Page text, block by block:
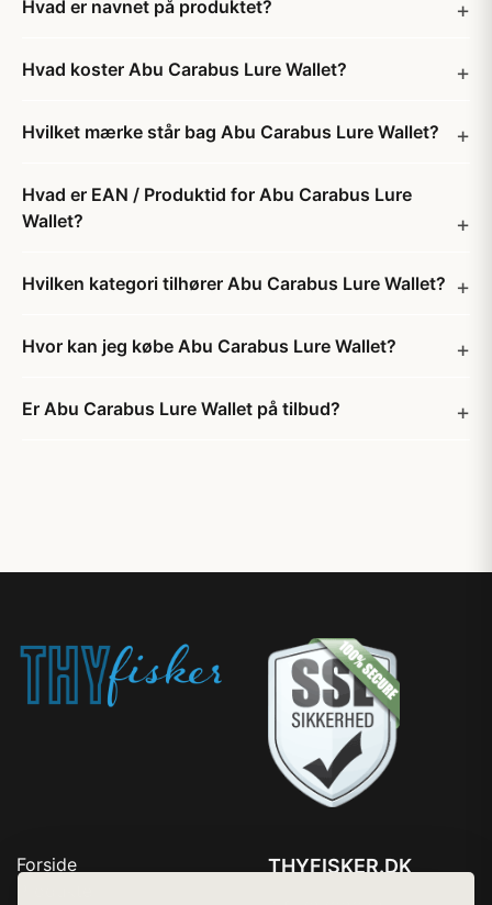
Hvad er navnet på produktet?
Hvad koster Abu Carabus Lure Wallet?
Hvilket mærke står bag Abu Carabus Lure Wallet?
Hvad er EAN / Produktid for Abu Carabus Lure
Wallet?
Hvilken kategori tilhører Abu Carabus Lure Wallet?
Hvor kan jeg købe Abu Carabus Lure Wallet?
Er Abu Carabus Lure Wallet på tilbud?
Forside
THYFISKER.DK